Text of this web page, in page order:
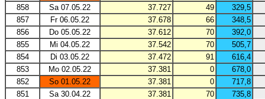
858
Sa 07.05.22 37.727 49
329,5
857
Fr 06.05.22 37.678 66
348,5
856
Do 05.05.22 37.612 70
392,0
855
Mi 04.05.22 37.542 70
505,7
854
Di 03.05.22 37.472 91
616,4
853
Mo 02.05.22 37.381 0
678,0
852
So 01.05.22 37.381 0
717,8
851
Sa 30.04.22 37.381 70
735,8